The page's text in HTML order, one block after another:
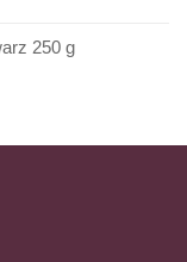
250 g